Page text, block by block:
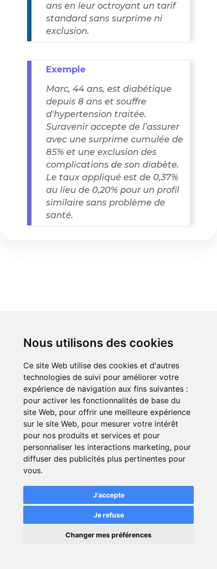
Nous utilisons des cookies
Ce site Web utilise des cookies et d'autres
technologies de suivi pour améliorer votre
expérience de navigation aux fins suivantes :
pour activer les fonctionnalités de base du
site Web, pour offrir une meilleure expérience
sur le site Web, pour mesurer votre intérêt
pour nos produits et services et pour
personnaliser les interactions marketing, pour
diffuser des publicités plus pertinentes pour
vous.
J'accepte
Je refuse
Changer mes préférences
ans en leur octroyant un tarif
standard sans surprime ni
exclusion.
Exemple
Marc, 44 ans, est diabétique
depuis 8 ans et souffre
d'hypertension traitée.
Suravenir accepte de l’assurer
avec une surprime cumulée de
85% et une exclusion des
complications de son diabète.
Le taux appliqué est de 0,37%
au lieu de 0,20% pour un profil
similaire sans problème de
santé.
Des tarifs ultra-compétitifs, adaptés
à chaque profil
Une modularité des garanties et
exclusions pour personnaliser au
mieux votre offre
Accompagnement complet de la
part d'un conseiller à n'importe
Allégement des démarches
médicales pour les individus de
moins de 46 ans ou pour les prêts